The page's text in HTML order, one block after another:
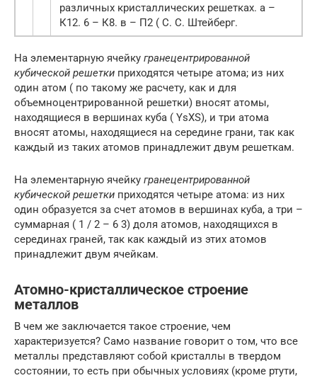
различных кристаллических решетках. а –
К12. 6 – К8. в – П2 ( С. С. Штейберг.
На элементарную ячейку гранецентрированной
кубической решетки приходятся четыре атома; из них
один атом ( по такому же расчету, как и для
объемноцентрированной решетки) вносят атомы,
находящиеся в вершинах куба ( YsXS), и три атома
вносят атомы, находящиеся на середине грани, так как
каждый из таких атомов принадлежит двум решеткам.
На элементарную ячейку гранецентрированной
кубической решетки приходятся четыре атома: из них
один образуется за счет атомов в вершинах куба, а три –
суммарная ( 1 / 2 – 6 3) доля атомов, находящихся в
серединах граней, так как каждый из этих атомов
принадлежит двум ячейкам.
Атомно-кристаллическое строение
металлов
В чем же заключается такое строение, чем
характеризуется? Само название говорит о том, что все
металлы представляют собой кристаллы в твердом
состоянии, то есть при обычных условиях (кроме ртути,